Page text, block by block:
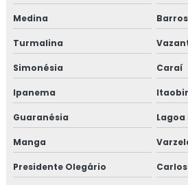
Treinamento em gestão de
Treinamento em gestão de
Treinamento em global market
Treinamento em GMP+
Treinamento em GMP+ 2020
Treinamento gmp com certificado
Medina
Turmalina
Simonésia Caraí
Ipanema
Guaranésia Lagoa
Manga
Presidente Olegário